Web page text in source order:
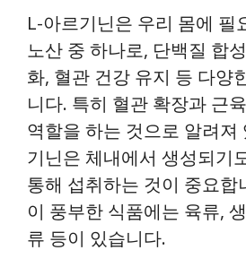
L-아르기닌은 우리 몸에 필
노산 중 하나로, 단백질 합
화, 혈관 건강 유지 등 다양
니다. 특히 혈관 확장과 근
역할을 하는 것으로 알려져
기닌은 체내에서 생성되기
통해 섭취하는 것이 중요합
이 풍부한 식품에는 육류,
류 등이 있습니다.